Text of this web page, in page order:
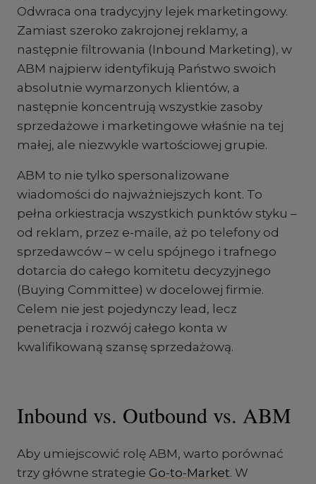
Odwraca ona tradycyjny lejek marketingowy.
Zamiast szeroko zakrojonej reklamy, a
następnie filtrowania (Inbound Marketing), w
ABM najpierw identyfikują Państwo swoich
absolutnie wymarzonych klientów, a
następnie koncentrują wszystkie zasoby
sprzedażowe i marketingowe właśnie na tej
małej, ale niezwykle wartościowej grupie.
ABM to nie tylko spersonalizowane
wiadomości do najważniejszych kont. To
pełna orkiestracja wszystkich punktów styku –
od reklam, przez e-maile, aż po telefony od
sprzedawców – w celu spójnego i trafnego
dotarcia do całego komitetu decyzyjnego
(Buying Committee) w docelowej firmie.
Celem nie jest pojedynczy lead, lecz
penetracja i rozwój całego konta w
kwalifikowaną szansę sprzedażową.
Inbound vs. Outbound vs. ABM
Aby umiejscowić rolę ABM, warto porównać
trzy główne strategie Go-to-Market. W